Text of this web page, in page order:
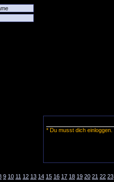
* Du musst dich einloggen.
9 10 11 12 13 14 15 16 17 18 19 20 21 22 23